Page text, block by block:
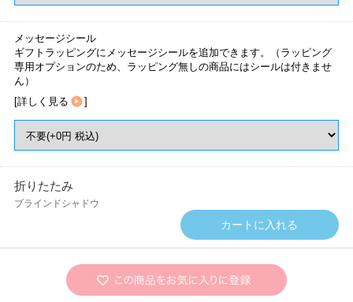
メッセージシール
ギフトラッピングにメッセージシールを追加できます。（ラッピング
専用オプションのため、ラッピング無しの商品にはシールは付きませ
ん）
[詳しく見る ]
折りたたみ
ブラインドシャドウ